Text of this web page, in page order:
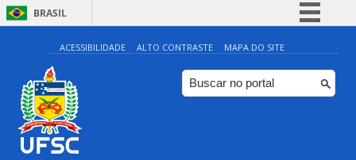
BRASIL
Simplifique!
Comunica BR
Participe
ACESSIBILIDADE ALTO CONTRASTE MAPA DO SITE